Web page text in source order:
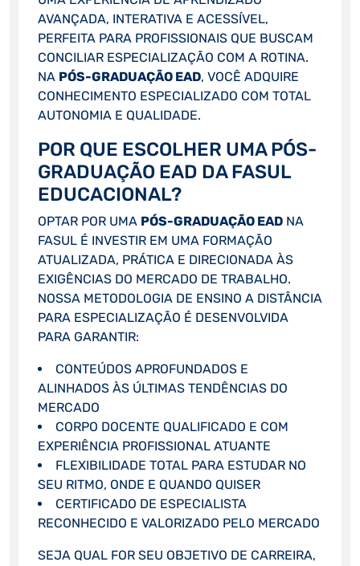
AVANÇADA, INTERATIVA E ACESSÍVEL,
PERFEITA PARA PROFISSIONAIS QUE BUSCAM
CONCILIAR ESPECIALIZAÇÃO COM A ROTINA.
NA PÓS-GRADUAÇÃO EAD, VOCÊ ADQUIRE
CONHECIMENTO ESPECIALIZADO COM TOTAL
AUTONOMIA E QUALIDADE.
POR QUE ESCOLHER UMA PÓS-
GRADUAÇÃO EAD DA FASUL
EDUCACIONAL?
OPTAR POR UMA PÓS-GRADUAÇÃO EADNA
FASUL É INVESTIR EM UMA FORMAÇÃO
ATUALIZADA, PRÁTICA E DIRECIONADA ÀS
EXIGÊNCIAS DO MERCADO DE TRABALHO.
NOSSA METODOLOGIA DE ENSINO A DISTÂNCIA
PARA ESPECIALIZAÇÃO É DESENVOLVIDA
PARA GARANTIR:
CONTEÚDOS APROFUNDADOS E
ALINHADOS ÀS ÚLTIMAS TENDÊNCIAS DO
MERCADO
CORPO DOCENTE QUALIFICADO E COM
EXPERIÊNCIA PROFISSIONAL ATUANTE
FLEXIBILIDADE TOTAL PARA ESTUDAR NO
SEU RITMO, ONDE E QUANDO QUISER
CERTIFICADO DE ESPECIALISTA
RECONHECIDO E VALORIZADO PELO MERCADO
SEJA QUAL FOR SEU OBJETIVO DE CARREIRA,